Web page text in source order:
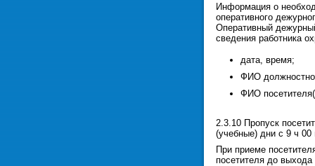
Информация о
оперативного
Оперативный
сведения работника
дата, время;
ФИО
ФИО
2.3.10 Пропуск
(учебные) дни с 9 ч
При приеме
посетителя до выхода